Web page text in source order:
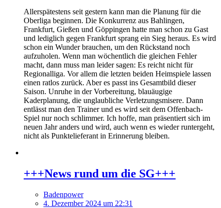
Allerspätestens seit gestern kann man die Planung für die
Oberliga beginnen. Die Konkurrenz aus Bahlingen,
Frankfurt, Gießen und Göppingen hatte man schon zu Gast
und lediglich gegen Frankfurt sprang ein Sieg heraus. Es wird
schon ein Wunder brauchen, um den Rückstand noch
aufzuholen. Wenn man wöchentlich die gleichen Fehler
macht, dann muss man leider sagen: Es reicht nicht für
Regionalliga. Vor allem die letzten beiden Heimspiele lassen
einen ratlos zurück. Aber es passt ins Gesamtbild dieser
Saison. Unruhe in der Vorbereitung, blauäugige
Kaderplanung, die unglaubliche Verletzungsmisere. Dann
entlässt man den Trainer und es wird seit dem Offenbach-
Spiel nur noch schlimmer. Ich hoffe, man präsentiert sich im
neuen Jahr anders und wird, auch wenn es wieder runtergeht,
nicht als Punktelieferant in Erinnerung bleiben.
+++News rund um die SG+++
Badenpower
4. Dezember 2024 um 22:31